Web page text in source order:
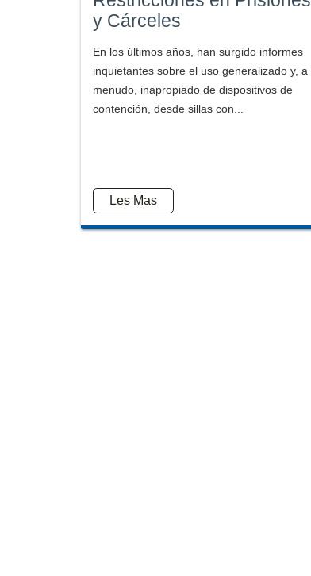
y Cárceles
En los últimos años, han surgido informes
inquietantes sobre el uso generalizado y, a
menudo, inapropiado de dispositivos de
contención, desde sillas con...
Les Mas